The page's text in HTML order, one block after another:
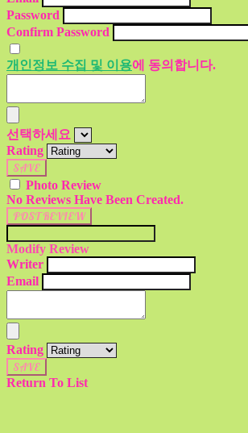
Password
Confirm Password
개인정보 수집 및 이용에 동의합니다.
선택하세요
Rating
SAVE
Photo Review
No Reviews Have Been Created.
POST REVIEW
Modify Review
Writer
Email
Rating
SAVE
Return To List